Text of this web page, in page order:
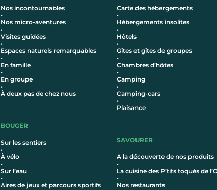
Nos incontournables
•
Nos micro-aventures
•
Visites guidées
•
Espaces naturels remarquables
•
En famille
•
En groupe
•
À deux pas de chez nous
BOUGER
Sur les sentiers
•
À vélo
•
Sur l’eau
•
Aires de jeux et parcours sportifs
Carte des hébergements
•
Hébergements insolites
•
Hôtels
•
Gîtes et gîtes de groupes
•
Chambres d’hôtes
•
Camping
•
Camping-cars
•
Plaisance
SAVOURER
A la découverte de nos produits
•
La cuisine des P’tits toqués de
•
Nos restaurants